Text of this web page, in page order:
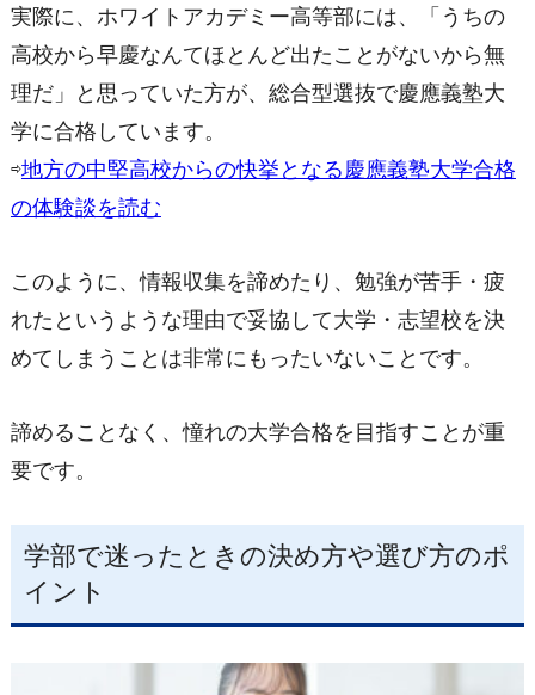
実際に、ホワイトアカデミー高等部には、「うちの
高校から早慶なんてほとんど出たことがないから無
理だ」と思っていた方が、総合型選抜で慶應義塾大
学に合格しています。
⇨地方の中堅高校からの快挙となる慶應義塾大学合格
の体験談を読む
このように、情報収集を諦めたり、勉強が苦手・疲
れたというような理由で妥協して大学・志望校を決
めてしまうことは非常にもったいないことです。
諦めることなく、憧れの大学合格を目指すことが重
要です。
学部で迷ったときの決め方や選び方のポ
イント